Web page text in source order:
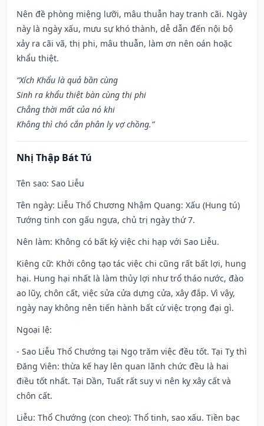
Nên đề phòng miệng lưỡi, mâu thuẫn hay tranh cãi. Ngày
này là ngày xấu, mưu sự khó thành, dễ dẫn đến nội bộ
xảy ra cãi vã, thị phi, mâu thuẫn, làm ơn nên oán hoặc
khẩu thiệt.
“Xích Khẩu là quả bần cùng
Sinh ra khẩu thiệt bàn cùng thị phi
Chẳng thời mất của nó khi
Không thì chó cắn phân ly vợ chồng.”
Nhị Thập Bát Tú
Tên sao: Sao Liễu
Tên ngày: Liễu Thổ Chương Nhậm Quang: Xấu (Hung tú)
Tướng tinh con gấu ngựa, chủ trị ngày thứ 7.
Nên làm: Không có bất kỳ việc chi hạp với Sao Liễu.
Kiêng cữ: Khởi công tạo tác việc chi cũng rất bất lợi, hung
hại. Hung hại nhất là làm thủy lợi như trổ tháo nước, đào
ao lũy, chôn cất, việc sửa cửa dựng cửa, xây đắp. Vì vậy,
ngày nay không nên tiến hành bất cứ việc trọng đại gì.
Ngoại lệ:
- Sao Liễu Thổ Chướng tại Ngọ trăm việc đều tốt. Tại Tỵ thì
Đăng Viên: thừa kế hay lên quan lãnh chức đều là hai
điều tốt nhất. Tại Dần, Tuất rất suy vi nên kỵ xây cất và
chôn cất.
Liễu: Thổ Chướng (con cheo): Thổ tinh, sao xấu. Tiền bạc